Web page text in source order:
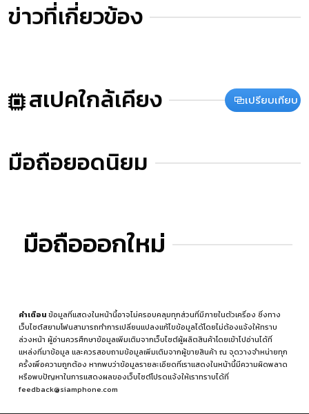
ข่าวที่เกี่ยวข้อง
สเปคใกล้เคียง เปรียบเทียบ
มือถือยอดนิยม
มือถือออกใหม่
คำเตือนข้อมูลที่แสดงในหน้านี้อาจไม่ครอบคลุมทุกส่วนที่มีภายในตัวเครื่อง ซึ่งทาง
เว็บไซต์สยามโฟนสามารถทำการเปลี่ยนแปลงแก้ไขข้อมูลได้โดยไม่ต้องแจ้งให้ทราบ
ล่วงหน้า ผู้อ่านควรศึกษาข้อมูลเพิ่มเติมจากเว็บไซต์ผู้ผลิตสินค้าโดยเข้าไปอ่านได้ที่
แหล่งที่มาข้อมูล และควรสอบถามข้อมูลเพิ่มเติมจากผู้ขายสินค้า ณ จุดวางจำหน่ายทุก
ครั้งเพื่อความถูกต้อง หากพบว่าข้อมูลรายละเอียดที่เราแสดงในหน้านี้มีความผิดพลาด
หรือพบปัญหาในการแสดงผลของเว็บไซต์โปรดแจ้งให้เราทราบได้ที่
feedback@siamphone.com